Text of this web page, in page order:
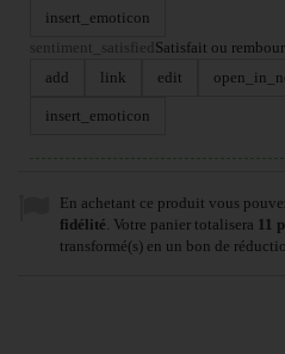
insert_emoticon
sentiment_satisfied Satisfait ou
add
link edit
insert_emoticon
En achetant ce produit vous
fidélité . Votre panier totalisera 11
transformé(s) en un bon de